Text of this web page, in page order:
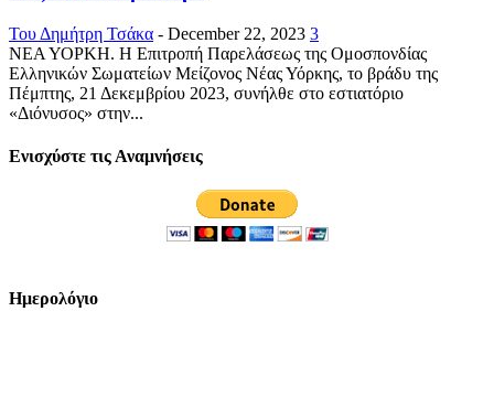
Του Δημήτρη Τσάκα - December 22, 2023 3
ΝΕΑ ΥΟΡΚΗ. Η Επιτροπή Παρελάσεως της Ομοσπονδίας
Ελληνικών Σωματείων Μείζονος Νέας Υόρκης, το βράδυ της
Πέμπτης, 21 Δεκεμβρίου 2023, συνήλθε στο εστιατόριο
«Διόνυσος» στην...
Ενισχύστε τις Αναμνήσεις
Ημερολόγιο